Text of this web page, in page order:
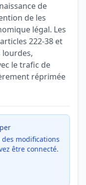
de
de les
légal. Les
222-38 et
lourdes,
le trafic de
réprimée
modifications
être connecté.